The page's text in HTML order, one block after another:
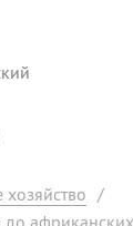
хозяйство /
до